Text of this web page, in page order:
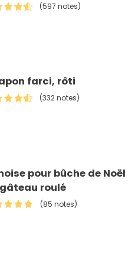
(597 notes)
farci, rôti
(332 notes)
pour bûche de Noël
roulé
(85 notes)